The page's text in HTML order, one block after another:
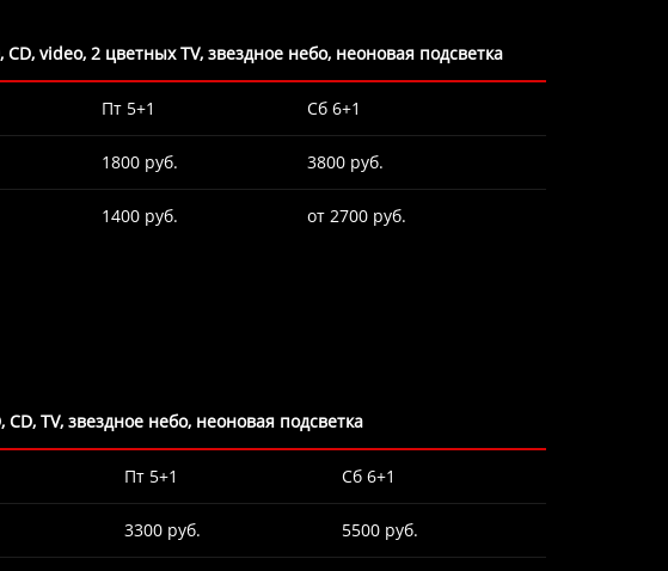
video, 2 цветных TV, звездное небо, неоновая подсветка
Пт 5+1 Сб 6+1
1800 руб. 3800 руб.
1400 руб. от 2700 руб.
TV, звездное небо, неоновая подсветка
Пт 5+1 Сб 6+1
3300 руб. 5500 руб.